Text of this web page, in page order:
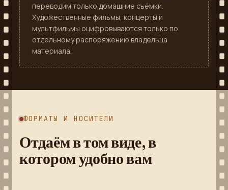
переводим только домашние съёмки.
Художественные фильмы, концерты и
мультфильмы оцифровываются только по
отдельному распоряжению владельца
материала.
ФОРМАТЫ И НОСИТЕЛИ
Отдаём в том виде, в
котором удобно вам